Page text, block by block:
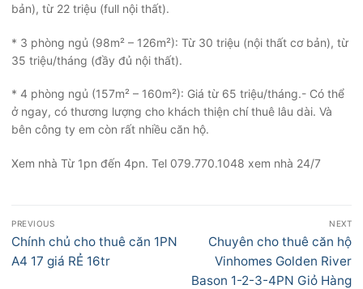
bản), từ 22 triệu (full nội thất).
* 3 phòng ngủ (98m² – 126m²): Từ 30 triệu (nội thất cơ bản), từ
35 triệu/tháng (đầy đủ nội thất).
* 4 phòng ngủ (157m² – 160m²): Giá từ 65 triệu/tháng.- Có thể
ở ngay, có thương lượng cho khách thiện chí thuê lâu dài. Và
bên công ty em còn rất nhiều căn hộ.
Xem nhà Từ 1pn đến 4pn. Tel 079.770.1048 xem nhà 24/7
Điều
hướng
bài
PREVIOUS
Previous
post:
Chính chủ cho thuê căn 1PN
A4 17 giá RẺ 16tr
NEXT
Next
post:
Chuyên cho thuê căn hộ
Vinhomes Golden River
Bason 1-2-3-4PN Giỏ Hàng